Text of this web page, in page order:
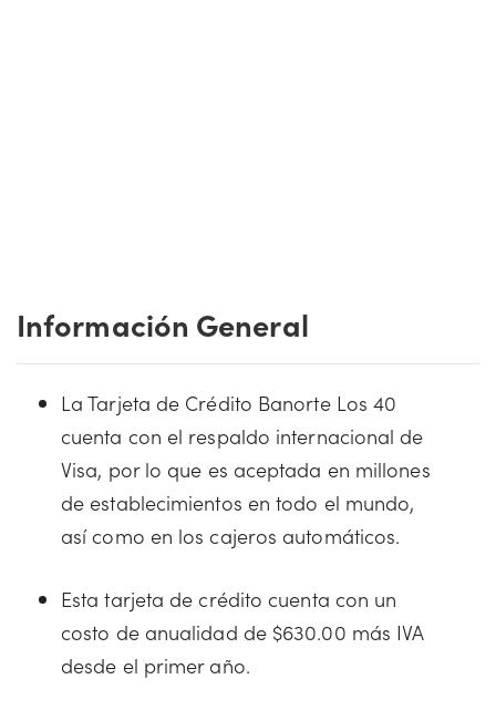
Información General
La Tarjeta de Crédito Banorte Los 40
cuenta con el respaldo internacional de
Visa, por lo que es aceptada en millones
de establecimientos en todo el mundo,
así como en los cajeros automáticos.
Esta tarjeta de crédito cuenta con un
costo de anualidad de $630.00 más IVA
desde el primer año.